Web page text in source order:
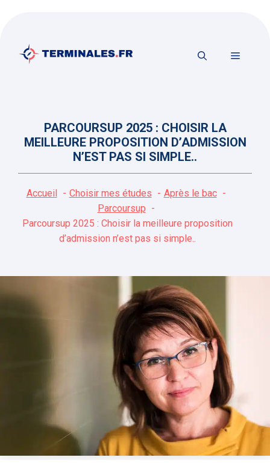
contenu
MENU
PARCOURSUP 2025 : CHOISIR LA
MEILLEURE PROPOSITION D’ADMISSION
N’EST PAS SI SIMPLE..
Accueil Choisir mes études
Après le bac
Parcoursup
Parcoursup 2025 : Choisir la meilleure proposition
d’admission n’est pas si simple..